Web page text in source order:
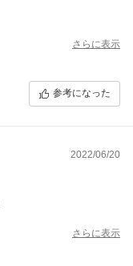
さらに表示
参考になった
2022/06/20
さらに表示